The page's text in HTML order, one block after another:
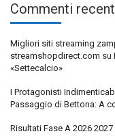
Commenti
Migliori siti streaming
streamshopdirect.com su
«Settecalcio»
I Protagonisti
Passaggio di Bettona: A
Risultati Fase A 2026